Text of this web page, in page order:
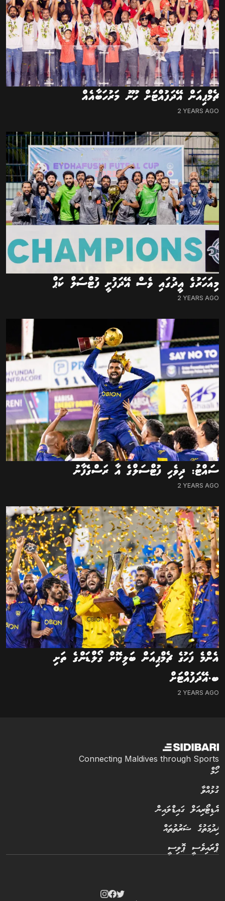
ޗެމްޕިއަން އޭދަފުއްޓަށް ހޫނު މަރުހަބާއެއް
2 YEARS AGO
މިއަހަރުގެ އީދުގައި ވެސް އޭދަފުށީ ފުޓްސަލް ކަޕް
2 YEARS AGO
ސައްޓު: ދިވެހި ފުޓްސަލްގެ އާ ރަސްގެފާނު
2 YEARS AGO
އެންމެ ފަހުގެ ޗެމްޕިއަން ބަލިކޮށް ގޯލްޑަންގެ ތަށި
ބ.އޭދަފުއްޓަށް
2 YEARS AGO
Connecting Maldives through Sports
ހޯމް
ގުޅުއްވާ
އެޑިޓޯރިއަލް ގައިޑްލައިން
ޚިދުމަތުގެ ޝަރުތުތައް
ޕްރައިވެސީ ޕޮލިސީ